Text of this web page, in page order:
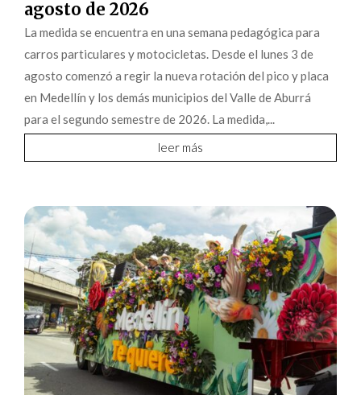
agosto de 2026
La medida se encuentra en una semana pedagógica para
carros particulares y motocicletas. Desde el lunes 3 de
agosto comenzó a regir la nueva rotación del pico y placa
en Medellín y los demás municipios del Valle de Aburrá
para el segundo semestre de 2026. La medida,...
leer más